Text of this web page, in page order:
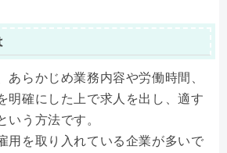
あらかじめ業務内容や労働時間、
明確にした上で求人を出し、適す
いう方法です。
用を取り入れている企業が多いで